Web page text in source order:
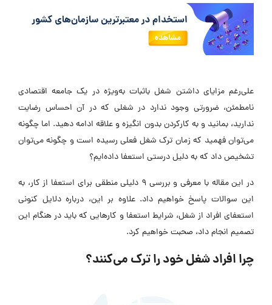
علی‌رغم مزایای داشتن شغل باثبات به‌ویژه در یک جامعه اقتصادی
نامطمئن، ضرورتی وجود ندارد در شغلی که در آن احساس رضایت
ندارید، بمانید و به کارکردن بدون انگیزه و علاقه ادامه دهید. اما چگونه
می‌توان فهمید که زمان ترک شغل فعلی رسیده است و چگونه می‌توان
تشخیص داد که به دلیل درستی استعفا داده‌ایم؟
در این مقاله با معرفی و بررسی 9 دلیلی منطقی برای استعفا از کار، به
این سوالات پاسخ خواهیم داد. علاوه بر این، درباره دلایل کنونی
استعفای افراد از شغل، شرایط استعفا و کارهایی که باید در هنگام این
تصمیم انجام داد، صحبت خواهیم کرد.
چرا افراد شغل خود را ترک می‌کنند؟